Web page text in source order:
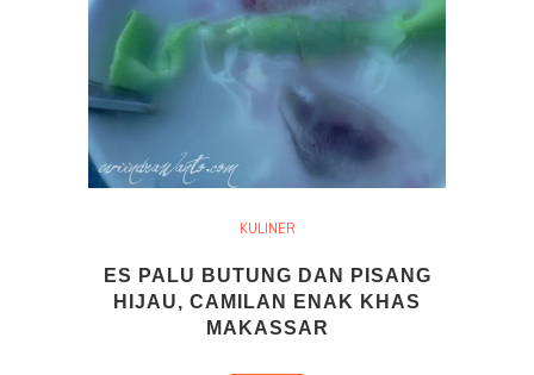
KULINER
ES PALU BUTUNG DAN PISANG
HIJAU, CAMILAN ENAK KHAS
MAKASSAR